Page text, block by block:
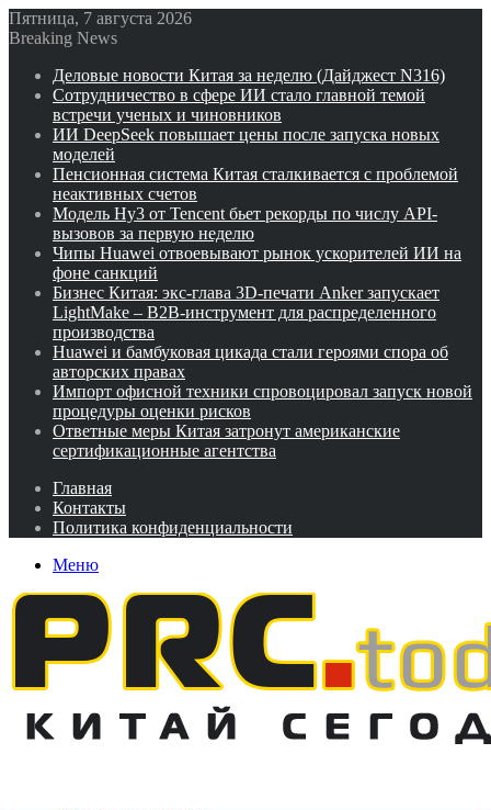
Пятница, 7 августа 2026
Breaking News
Деловые новости Китая за неделю (Дайджест N316)
Сотрудничество в сфере ИИ стало главной темой
встречи ученых и чиновников
ИИ DeepSeek повышает цены после запуска новых
моделей
Пенсионная система Китая сталкивается с проблемой
неактивных счетов
Модель Hy3 от Tencent бьет рекорды по числу API-
вызовов за первую неделю
Чипы Huawei отвоевывают рынок ускорителей ИИ на
фоне санкций
Бизнес Китая: экс-глава 3D-печати Anker запускает
LightMake – B2B-инструмент для распределенного
производства
Huawei и бамбуковая цикада стали героями спора об
авторских правах
Импорт офисной техники спровоцировал запуск новой
процедуры оценки рисков
Ответные меры Китая затронут американские
сертификационные агентства
Главная
Контакты
Политика конфиденциальности
Меню